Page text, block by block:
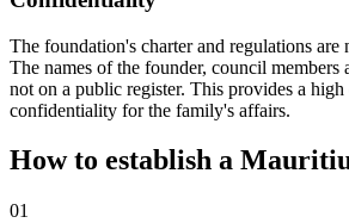
The foundation's charter and regulations are
The names of the founder, council members
not on a public register. This provides a high
confidentiality for the family's affairs.
How to establish a
01